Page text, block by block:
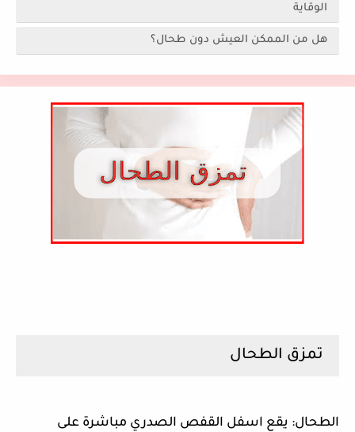
الوقاية
هل من الممكن العيش دون طحال؟
تمزق الطحال
الطحال: يقع اسفل القفص الصدري مباشرة على